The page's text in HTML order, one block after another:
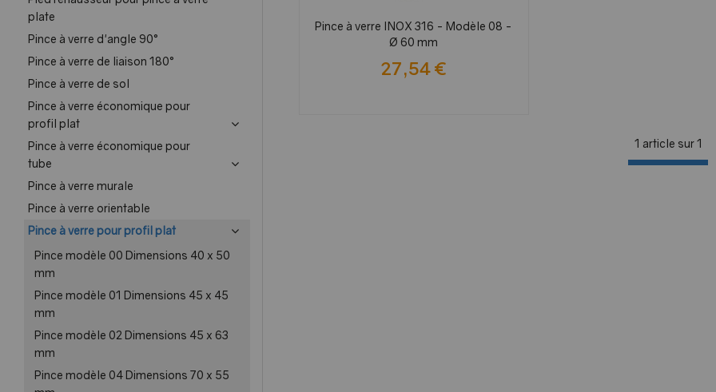
plate
Pince à verre d'angle 90°
Pince à verre de liaison 180°
Pince à verre de sol
Pince à verre économique pour
profil plat
Pince à verre économique pour
tube
Pince à verre murale
Pince à verre orientable
Pince à verre pour profil plat
Pince modèle 00 Dimensions 40 x 50
mm
Pince modèle 01 Dimensions 45 x 45
mm
Pince modèle 02 Dimensions 45 x 63
mm
Pince modèle 04 Dimensions 70 x 55
Pince à verre INOX 316 - Modèle 08 -
Ø 60 mm
27,54 €
1 article sur1